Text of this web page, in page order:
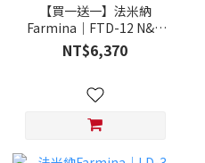
【買一送一】法米納
Farmina｜FTD-12 N&D
天然培育系列-全齡犬-頂級
雞肉-潔牙顆粒 20KG §下
NT$6,370